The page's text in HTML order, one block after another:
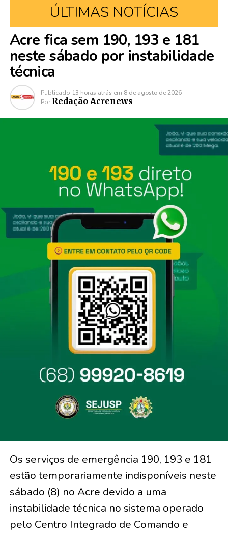
ÚLTIMAS NOTÍCIAS
Acre fica sem 190, 193 e 181
neste sábado por instabilidade
técnica
Publicado 13 horas atrás em 8 de agosto de 2026
Por Redação Acrenews
Os serviços de emergência 190, 193 e 181
estão temporariamente indisponíveis neste
sábado (8) no Acre devido a uma
instabilidade técnica no sistema operado
pelo Centro Integrado de Comando e